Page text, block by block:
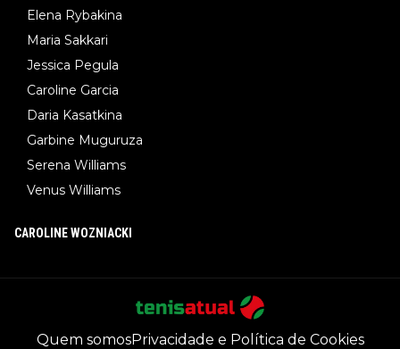
Elena Rybakina
Maria Sakkari
Jessica Pegula
Caroline Garcia
Daria Kasatkina
Garbine Muguruza
Serena Williams
Venus Williams
CAROLINE WOZNIACKI
Quem somosPrivacidade e Política de Cookies